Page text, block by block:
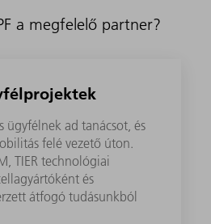
a megfelelő partner?
ügyfélnek ad tanácsot, és
felé vezető úton.
TIER technológiai
és
átfogó tudásunkból